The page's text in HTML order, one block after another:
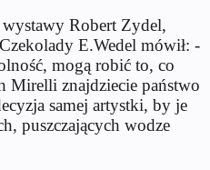
wystawy Robert Zydel,
E.Wedel mówił: -
mogą robić to, co
Mirelli znajdziecie państwo
samej artystki, by je
puszczających wodze